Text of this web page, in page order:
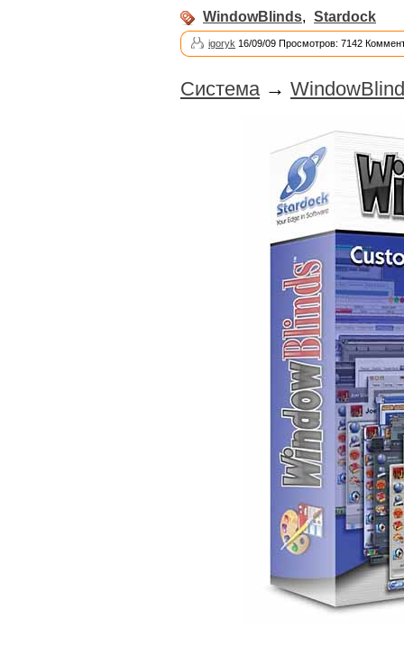
WindowBlinds, Stardock
igoryk 16/09/09 Просмотров: 7142
Система→